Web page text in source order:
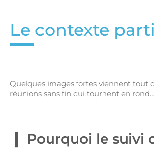
Le contexte
Quelques images fortes viennent tout
réunions sans fin qui tournent en
Pourquoi le suivi